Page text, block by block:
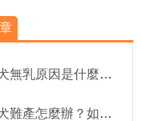
章
母犬無乳原因是什麼？母犬產後無奶如何治療？
母犬難產怎麼辦？如何處理難產的狗狗？